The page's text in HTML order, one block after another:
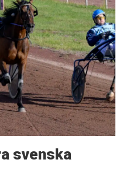
svenska